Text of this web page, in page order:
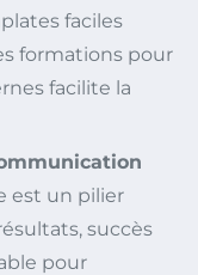
faciles
formations pour
facilite la
est un pilier
succès
pour